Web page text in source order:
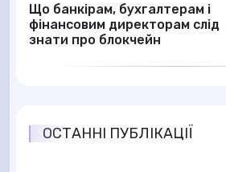
Що банкірам, бухгалтерам і
фінансовим директорам слід
знати про блокчейн
ОСТАННІ ПУБЛІКАЦІЇ